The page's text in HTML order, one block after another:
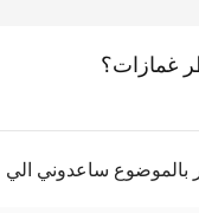
غمازات؟
ساعدوني الي